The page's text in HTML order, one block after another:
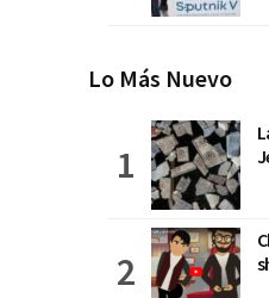
Lo Más Nuevo